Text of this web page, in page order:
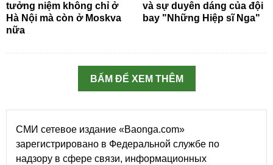
tưởng niệm không chỉ ở
Hà Nội mà còn ở Moskva
nữa
và sự duyên dáng của đội
bay "Những Hiệp sĩ Nga"
BẤM ĐỂ XEM THÊM
СМИ сетевое издание «Baonga.com»
зарегистрировано в Федеральной службе по
надзору в сфере связи, информационных